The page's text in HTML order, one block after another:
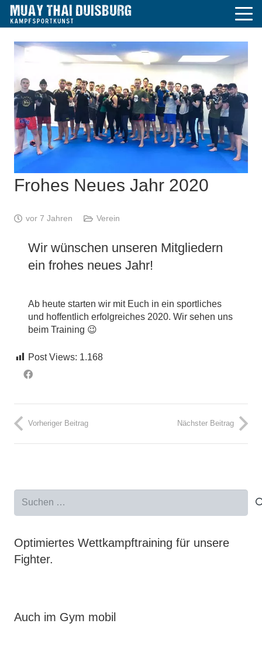
Frohes Neues Jahr 2020
vor 7 Jahren Verein
Wir wünschen unseren Mitgliedern
ein frohes neues Jahr!
Ab heute starten wir mit Euch in ein sportliches
und hoffentlich erfolgreiches 2020. Wir sehen uns
beim Training 😉
Post Views: 1.168
Vorheriger Beitrag Nächster Beitrag
Optimiertes Wettkampftraining für unsere
Fighter.
Auch im Gym mobil